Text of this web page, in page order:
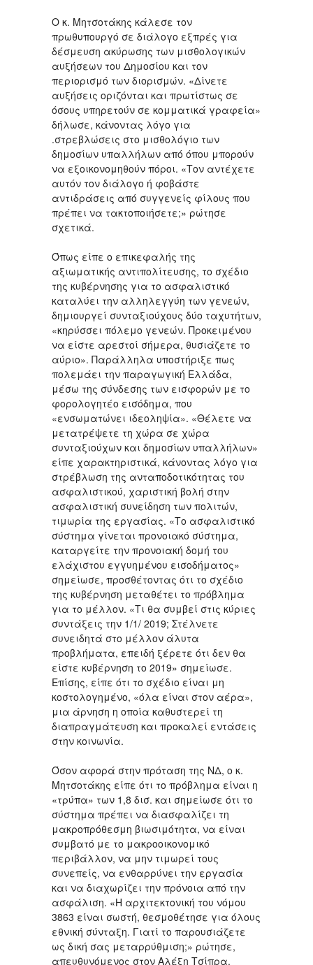
Ο κ. Μητσοτάκης κάλεσε τον
πρωθυπουργό σε διάλογο εξπρές για
δέσμευση ακύρωσης των μισθολογικών
αυξήσεων του Δημοσίου και τον
περιορισμό των διορισμών. «Δίνετε
αυξήσεις οριζόνται και πρωτίστως σε
όσους υπηρετούν σε κομματικά γραφεία»
δήλωσε, κάνοντας λόγο για
.στρεβλώσεις στο μισθολόγιο των
δημοσίων υπαλλήλων από όπου μπορούν
να εξοικονομηθούν πόροι. «Τον αντέχετε
αυτόν τον διάλογο ή φοβάστε
αντιδράσεις από συγγενείς φίλους που
πρέπει να τακτοποιήσετε;» ρώτησε
σχετικά.
Όπως είπε ο επικεφαλής της
αξιωματικής αντιπολίτευσης, το σχέδιο
της κυβέρνησης για το ασφαλιστικό
καταλύει την αλληλεγγύη των γενεών,
δημιουργεί συνταξιούχους δύο ταχυτήτων,
«κηρύσσει πόλεμο γενεών. Προκειμένου
να είστε αρεστοί σήμερα, θυσιάζετε το
αύριο». Παράλληλα υποστήριξε πως
πολεμάει την παραγωγική Ελλάδα,
μέσω της σύνδεσης των εισφορών με το
φορολογητέο εισόδημα, που
«ενσωματώνει ιδεοληψία». «Θέλετε να
μετατρέψετε τη χώρα σε χώρα
συνταξιούχων και δημοσίων υπαλλήλων»
είπε χαρακτηριστικά, κάνοντας λόγο για
στρέβλωση της ανταποδοτικότητας του
ασφαλιστικού, χαριστική βολή στην
ασφαλιστική συνείδηση των πολιτών,
τιμωρία της εργασίας. «Το ασφαλιστικό
σύστημα γίνεται προνοιακό σύστημα,
καταργείτε την προνοιακή δομή του
ελάχιστου εγγυημένου εισοδήματος»
σημείωσε, προσθέτοντας ότι το σχέδιο
της κυβέρνηση μεταθέτει το πρόβλημα
για το μέλλον. «Τι θα συμβεί στις κύριες
συντάξεις την 1/1/ 2019; Στέλνετε
συνειδητά στο μέλλον άλυτα
προβλήματα, επειδή ξέρετε ότι δεν θα
είστε κυβέρνηση το 2019» σημείωσε.
Επίσης, είπε ότι το σχέδιο είναι μη
κοστολογημένο, «όλα είναι στον αέρα»,
μια άρνηση η οποία καθυστερεί τη
διαπραγμάτευση και προκαλεί εντάσεις
στην κοινωνία.
Όσον αφορά στην πρόταση της ΝΔ, ο κ.
Μητσοτάκης είπε ότι το πρόβλημα είναι η
«τρύπα» των 1,8 δισ. και σημείωσε ότι το
σύστημα πρέπει να διασφαλίζει τη
μακροπρόθεσμη βιωσιμότητα, να είναι
συμβατό με το μακροοικονομικό
περιβάλλον, να μην τιμωρεί τους
συνεπείς, να ενθαρρύνει την εργασία
και να διαχωρίζει την πρόνοια από την
ασφάλιση. «Η αρχιτεκτονική του νόμου
3863 είναι σωστή, θεσμοθέτησε για όλους
εθνική σύνταξη. Γιατί το παρουσιάζετε
ως δική σας μεταρρύθμιση;» ρώτησε,
απευθυνόμενος στον Αλέξη Τσίπρα.